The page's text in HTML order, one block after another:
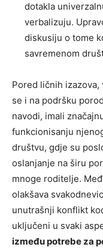
dotakla
verbalizuju.
diskusiju o tome
savremenom
Pored ličnih
se i na podršku
navodi, imali
funkcionisanju
društvu, gdje su
oslanjanje na širu
mnoge roditelje.
olakšava
unutrašnji konflikt
uključeni u svaki
između potrebe za